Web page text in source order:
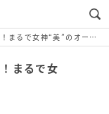
中条あやみ、約6年ぶり「TGC熊本」！まるで女神“美”のオーラあふれる
まるで女